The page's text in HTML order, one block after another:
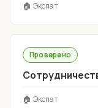
🏠 Экспат
Проверено
🏠 Экспат